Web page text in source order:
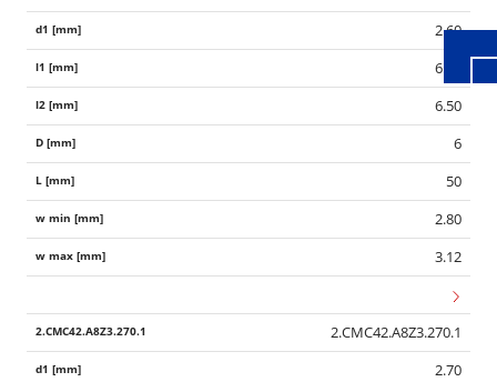
2.60
6.50
6.50
6
50
2.80
3.12
2.CMC42.A8Z3.270.1
2.70